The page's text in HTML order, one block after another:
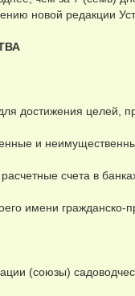
новой редакции
достижения целей,
и
счета в
имени гражданско-
(союзы)